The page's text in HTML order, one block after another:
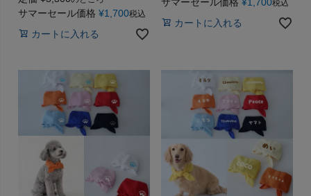
サマーセール価格 ¥1,700税込
カートに入れる
税込
カートに入れる